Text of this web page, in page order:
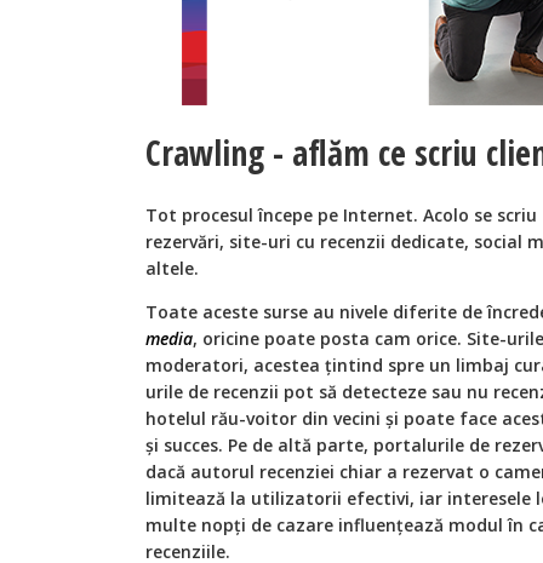
Crawling - aflăm ce scriu
Tot procesul începe pe Internet. Acolo se
rezervări, site-uri cu recenzii dedicate, social
altele.
Toate aceste surse au nivele diferite de
media, oricine poate posta cam orice. Site-
moderatori, acestea ţintind spre un limbaj
urile de recenzii pot să detecteze sau nu
hotelul rău-voitor din vecini și poate face
și succes. Pe de altă parte, portalurile de
dacă autorul recenziei chiar a rezervat o
limitează la utilizatorii efectivi, iar interesele
multe nopţi de cazare influenţează modul în
recenziile.